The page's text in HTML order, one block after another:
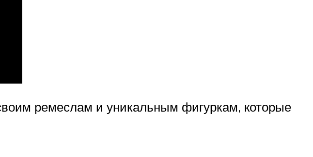
ремеслам и уникальным фигуркам, которые